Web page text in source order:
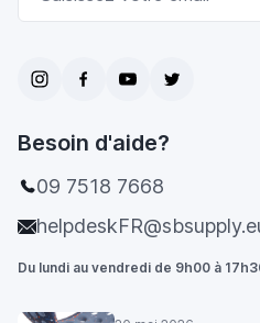
Besoin d'aide?
09 7518 7668
Du lundi au vendredi de 9h00 à